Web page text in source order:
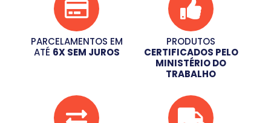
PARCELAMENTOS EM
ATÉ 6X SEM JUROS
PRODUTOS
CERTIFICADOS PELO
MINISTÉRIO DO
TRABALHO